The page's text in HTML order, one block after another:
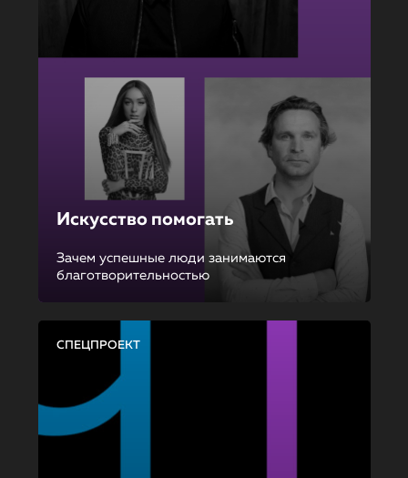
Искусство помогать
Зачем успешные люди занимаются
благотворительностью
СПЕЦПРОЕКТ